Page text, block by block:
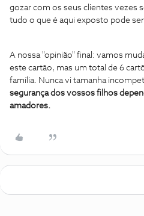
gozar com os seus clientes vezes
tudo o que é aqui exposto pode
A nossa "opinião" final: vamos
este cartão, mas um total de 6
família. Nunca vi tamanha
segurança dos vossos filhos
amadores.